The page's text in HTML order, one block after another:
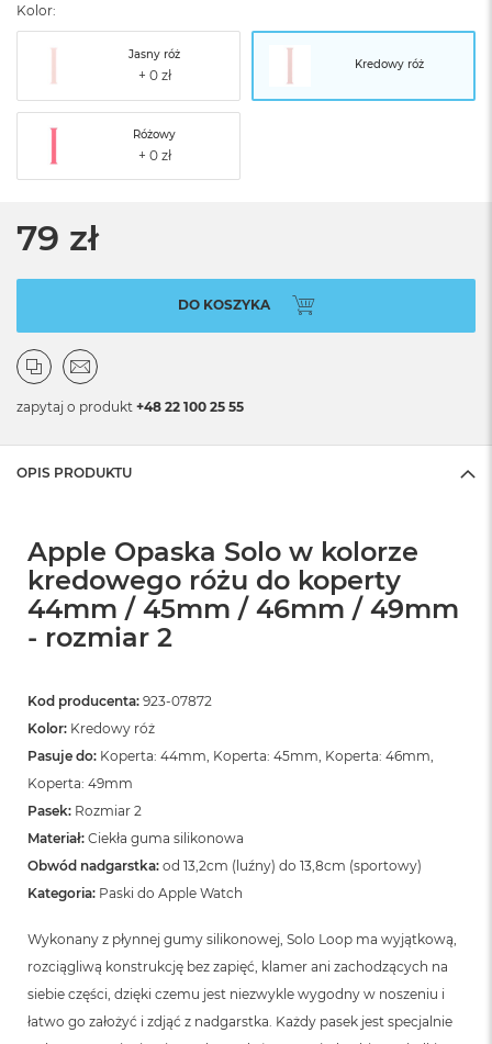
Kolor:
Jasny róż
Kredowy róż
Różowy
79 zł
DO KOSZYKA
zapytaj o produkt +48 22 100 25 55
OPIS PRODUKTU
Apple Opaska Solo w kolorze
kredowego różu do koperty
44mm / 45mm / 46mm / 49mm
- rozmiar 2
Kod producenta: 923-07872
Kolor: Kredowy róż
Pasuje do: Koperta: 44mm, Koperta: 45mm, Koperta: 46mm,
Koperta: 49mm
Pasek: Rozmiar 2
Materiał: Ciekła guma silikonowa
Obwód nadgarstka: od 13,2cm (luźny) do 13,8cm (sportowy)
Kategoria: Paski do Apple Watch
Wykonany z płynnej gumy silikonowej, Solo Loop ma wyjątkową,
rozciągliwą konstrukcję bez zapięć, klamer ani zachodzących na
siebie części, dzięki czemu jest niezwykle wygodny w noszeniu i
łatwo go założyć i zdjąć z nadgarstka. Każdy pasek jest specjalnie